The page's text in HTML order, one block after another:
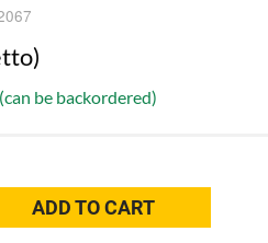
be backordered)
ADD TO CART